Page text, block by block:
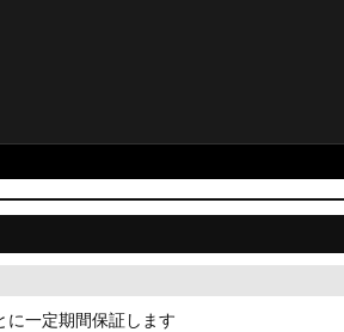
に一定期間保証します